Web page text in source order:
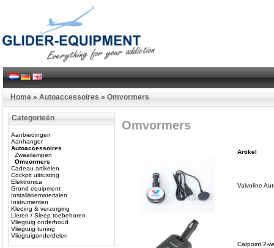
Home » Autoaccessoires » Omvormers
Categorieën
Aanbiedingen
Aanhanger
Autoaccessoires
Zwaailampen
Omvormers
Cadeau artikelen
Cockpit uitrusting
Elektronica
Grond equipment
Installatiematerialen
Instrumenten
Kleding & verzorging
Lieren / Sleep toebehoren
Vliegtuig onderhoud
Vliegtuig tuning
Vliegtuigonderdelen
Omvormers
Artikel
Valvoline
Carpoint 2-